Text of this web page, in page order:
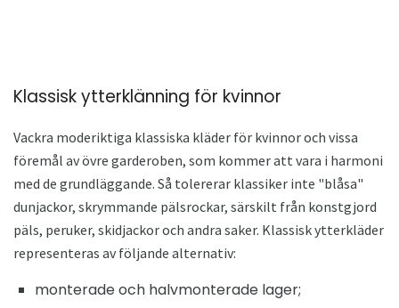
Klassisk ytterklänning för kvinnor
Vackra moderiktiga klassiska kläder för kvinnor och vissa
föremål av övre garderoben, som kommer att vara i harmoni
med de grundläggande. Så tolererar klassiker inte "blåsa"
dunjackor, skrymmande pälsrockar, särskilt från konstgjord
päls, peruker, skidjackor och andra saker. Klassisk ytterkläder
representeras av följande alternativ:
monterade och halvmonterade lager;